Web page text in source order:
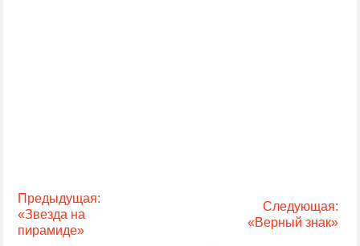
Предыдущая:
«Звезда на
пирамиде»
Следующая:
«Верный знак»